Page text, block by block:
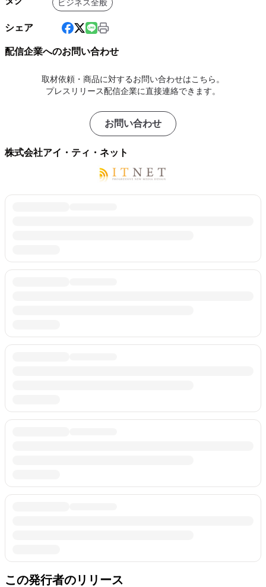
ビジネス全般
シェア
配信企業へのお問い合わせ
取材依頼・商品に対するお問い合わせはこちら。
プレスリリース配信企業に直接連絡できます。
お問い合わせ
株式会社アイ・ティ・ネット
この発行者のリリース